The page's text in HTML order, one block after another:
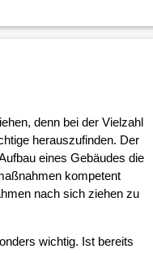
denn bei der Vielzahl
herauszufinden. Der
eines Gebäudes die
kompetent
nach sich ziehen zu
wichtig. Ist bereits